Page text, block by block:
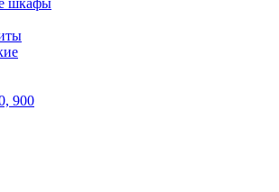
шкафы
900